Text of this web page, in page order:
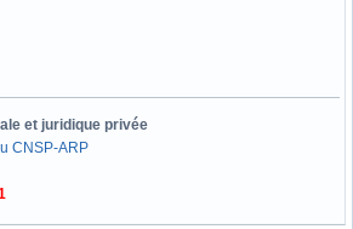
et juridique privée
CNSP-ARP